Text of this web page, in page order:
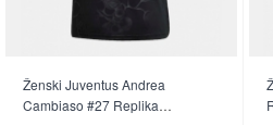
Ženski Juventus Andrea
Cambiaso #27 Replika